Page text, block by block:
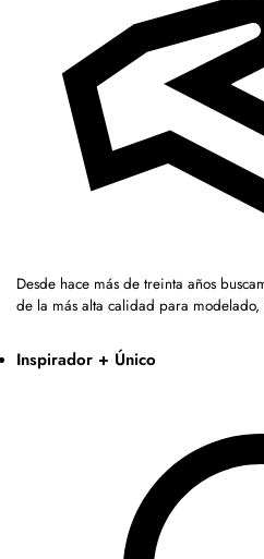
Desde hace más de treinta años
de la más alta calidad para modelado,
Inspirador + Único